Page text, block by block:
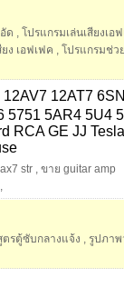
ด , โปรแกรมเล่นเสียงเอ
ง เอฟเฟค , โปรแกรมช่ว
12AT7
5751 5AR4 5U4
RCA GE JJ Tesla
str , ขาย guitar amp
,
ตรตู้ซับกลางแจ้ง , รูปภา